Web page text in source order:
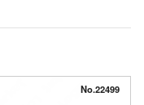
No.22499